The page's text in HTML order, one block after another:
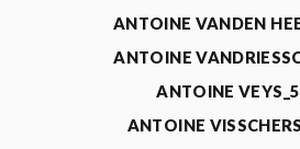
ANTOINE VANDEN
ANTOINE
ANTOINE
ANTOINE